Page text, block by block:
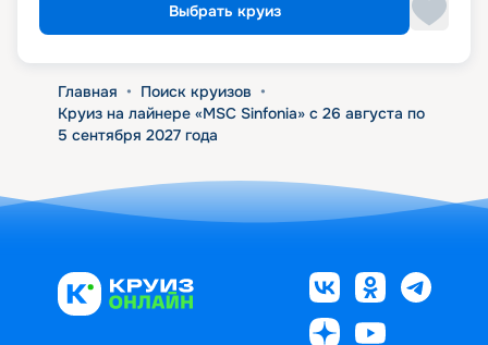
Выбрать круиз
Главная • Поиск круизов •
Круиз на лайнере «MSC Sinfonia» с 26 августа по
5 сентября 2027 года